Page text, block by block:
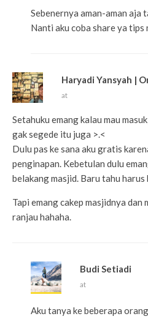
Sebenernya aman-aman
Nanti aku coba share ya tips
Haryadi Yansyah |
at
Setahuku emang kalau mau
gak segede itu juga >.<
Dulu pas ke sana aku gratis
penginapan. Kebetulan dulu
belakang masjid. Baru tahu
Tapi emang cakep masjidnya dan
ranjau hahaha.
Budi Setiadi
at
Aku tanya ke beberapa